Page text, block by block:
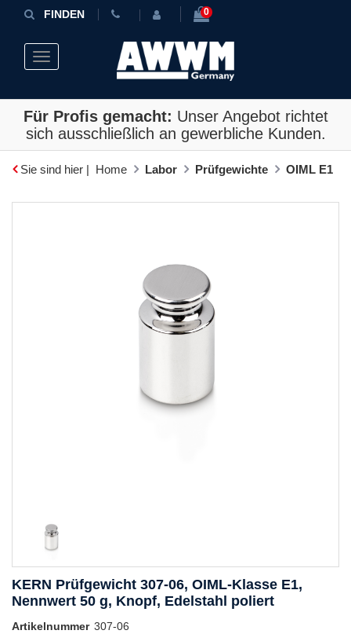
FINDEN 0
Toggle navigation
Für Profis gemacht: Unser Angebot richtet
sich ausschließlich an gewerbliche Kunden.
Sie sind hier | Home Labor Prüfgewichte OIML E1
KERN Prüfgewicht 307-06, OIML-Klasse E1,
Nennwert 50 g, Knopf, Edelstahl poliert
Artikelnummer 307-06